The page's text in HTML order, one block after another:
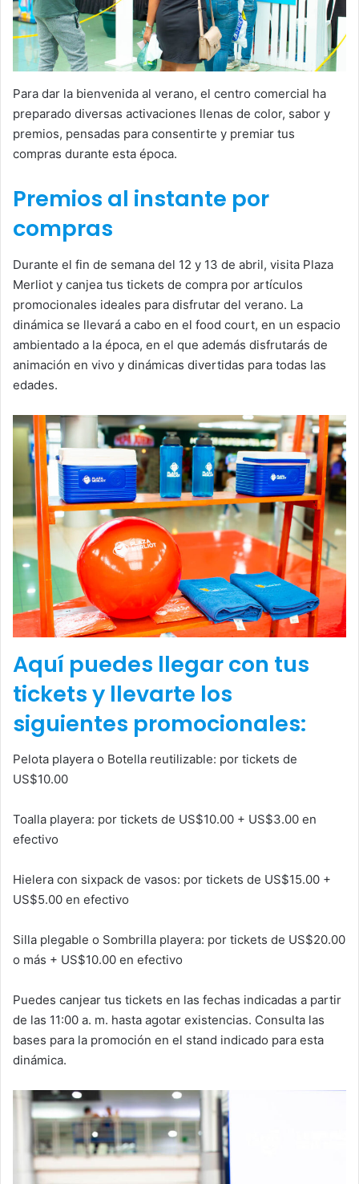
Para dar la bienvenida al verano, el centro comercial ha
preparado diversas activaciones llenas de color, sabor y
premios, pensadas para consentirte y premiar tus
compras durante esta época.
Premios al instante por
compras
Durante el fin de semana del 12 y 13 de abril, visita Plaza
Merliot y canjea tus tickets de compra por artículos
promocionales ideales para disfrutar del verano. La
dinámica se llevará a cabo en el food court, en un espacio
ambientado a la época, en el que además disfrutarás de
animación en vivo y dinámicas divertidas para todas las
edades.
Aquí puedes llegar con tus
tickets y llevarte los
siguientes promocionales:
Pelota playera o Botella reutilizable: por tickets de
US$10.00
Toalla playera: por tickets de US$10.00 + US$3.00 en
efectivo
Hielera con sixpack de vasos: por tickets de US$15.00 +
US$5.00 en efectivo
Silla plegable o Sombrilla playera: por tickets de US$20.00
o más + US$10.00 en efectivo
Puedes canjear tus tickets en las fechas indicadas a partir
de las 11:00 a. m. hasta agotar existencias. Consulta las
bases para la promoción en el stand indicado para esta
dinámica.